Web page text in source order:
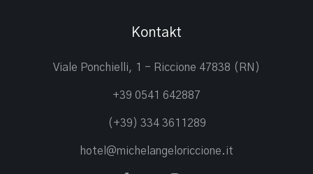
Kontakt
Viale Ponchielli, 1 - Riccione 47838 (RN)
+39 0541 642887
(+39) 334 3611289
hotel@michelangeloriccione.it